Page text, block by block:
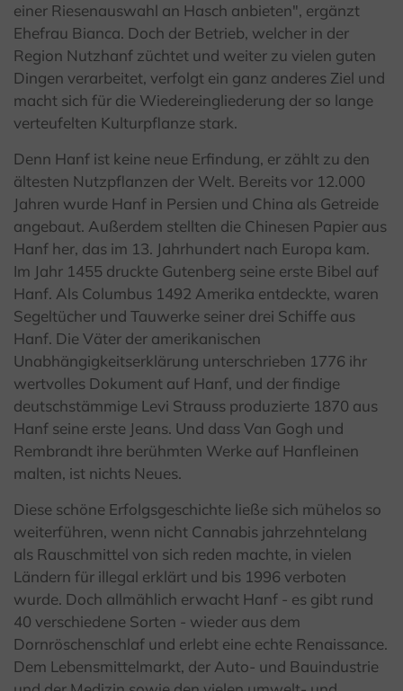
einer Riesenauswahl an Hasch anbieten", ergänzt
Ehefrau Bianca. Doch der Betrieb, welcher in der
Region Nutzhanf züchtet und weiter zu vielen guten
Dingen verarbeitet, verfolgt ein ganz anderes Ziel und
macht sich für die Wiedereingliederung der so lange
verteufelten Kulturpflanze stark.
Denn Hanf ist keine neue Erfindung, er zählt zu den
ältesten Nutzpflanzen der Welt. Bereits vor 12.000
Jahren wurde Hanf in Persien und China als Getreide
angebaut. Außerdem stellten die Chinesen Papier aus
Hanf her, das im 13. Jahrhundert nach Europa kam.
Im Jahr 1455 druckte Gutenberg seine erste Bibel auf
Hanf. Als Columbus 1492 Amerika entdeckte, waren
Segeltücher und Tauwerke seiner drei Schiffe aus
Hanf. Die Väter der amerikanischen
Unabhängigkeitserklärung unterschrieben 1776 ihr
wertvolles Dokument auf Hanf, und der findige
deutschstämmige Levi Strauss produzierte 1870 aus
Hanf seine erste Jeans. Und dass Van Gogh und
Rembrandt ihre berühmten Werke auf Hanfleinen
malten, ist nichts Neues.
Diese schöne Erfolgsgeschichte ließe sich mühelos so
weiterführen, wenn nicht Cannabis jahrzehntelang
als Rauschmittel von sich reden machte, in vielen
Ländern für illegal erklärt und bis 1996 verboten
wurde. Doch allmählich erwacht Hanf - es gibt rund
40 verschiedene Sorten - wieder aus dem
Dornröschenschlaf und erlebt eine echte Renaissance.
Dem Lebensmittelmarkt, der Auto- und Bauindustrie